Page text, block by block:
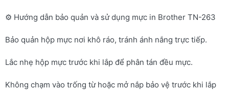
⚙️ Hướng dẫn bảo quản và sử dụng mực in Brother TN-263
Bảo quản hộp mực nơi khô ráo, tránh ánh nắng trực tiếp.
Lắc nhẹ hộp mực trước khi lắp để phân tán đều mực.
Không chạm vào trống từ hoặc mở nắp bảo vệ trước khi lắp